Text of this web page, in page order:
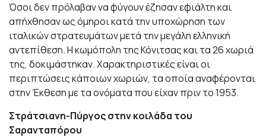
Όσοι δεν πρόλαβαν να φύγουν έζησαν εφιάλτη και
απήχθησαν ως όμηροι κατά την υποχώρηση των
ιταλικών στρατευμάτων μετά την μεγάλη ελληνική
αντεπίθεση. Η κωμόπολη της Κόνιτσας και τα 26 χωριά
της, δοκιμάστηκαν. Χαρακτηριστικές είναι οι
περιπτώσεις κάποιων χωριών, τα οποία αναφέρονται
στην Έκθεση με τα ονόματα που είχαν πριν το 1953.
Στράτσιανη-Πύργος στην κοιλάδα του
Σαρανταπόρου